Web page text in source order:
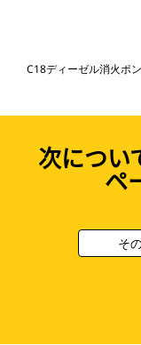
C18ディーゼル消火ポ
次につい
ペ
そ